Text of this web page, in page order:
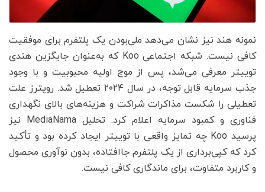
نمونه هند نیز نشان می‌دهد ملی‌بودن یک پلتفرم برای موفقیت
کافی نیست. شبکه اجتماعی Koo که به‌عنوان جایگزین هندی
توییتر معرفی می‌شد، پس از موج اولیه محبوبیت و با وجود
جذب سرمایه قابل توجه، در سال ۲۰۲۴ تعطیل شد. رویترز علت
تعطیلی را شکست مذاکرات شراکت و هزینه‌های بالای نگهداری
فناوری و کمبود سرمایه اعلام کرد. تحلیل MediaNama نیز
پرسید Koo چه تمایز واقعی با توییتر ایجاد کرده بود و تأکید
کرد که کپی‌برداری از یک پلتفرم جاافتاده، بدون نوآوری محصول
و کاربرد متفاوت، برای ماندگاری کافی نیست.